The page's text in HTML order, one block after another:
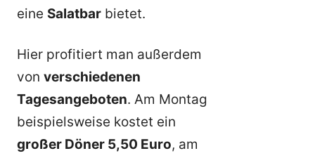
eine Salatbar bietet.
Hier profitiert man außerdem
von verschiedenen
Tagesangeboten. Am Montag
beispielsweise kostet ein
großer Döner 5,50 Euro, am